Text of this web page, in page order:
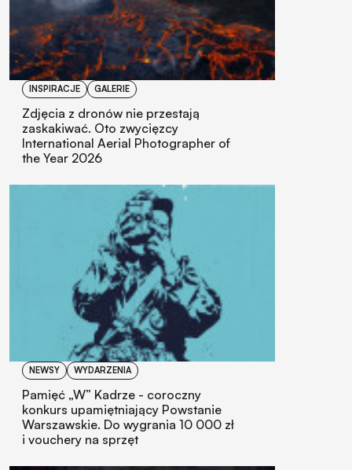
INSPIRACJE GALERIE
Zdjęcia z dronów nie przestają
zaskakiwać. Oto zwycięzcy
International Aerial Photographer of
the Year 2026
NEWSY WYDARZENIA
Pamięć „W” Kadrze - coroczny
konkurs upamiętniający Powstanie
Warszawskie. Do wygrania 10 000 zł
i vouchery na sprzęt